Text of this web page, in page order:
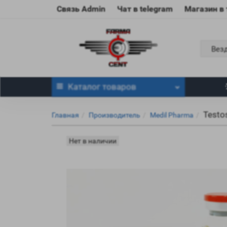
Связь Admin Чат в telegram Магазин в
Каталог товаров
Главная Производитель Medil Pharma
Нет в наличии